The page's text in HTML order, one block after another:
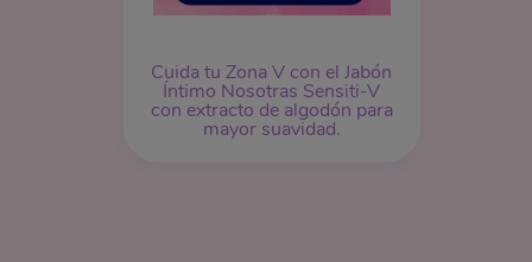
Cuida tu Zona V con el Jabón
Íntimo Nosotras Sensiti-V
con extracto de algodón para
mayor suavidad.